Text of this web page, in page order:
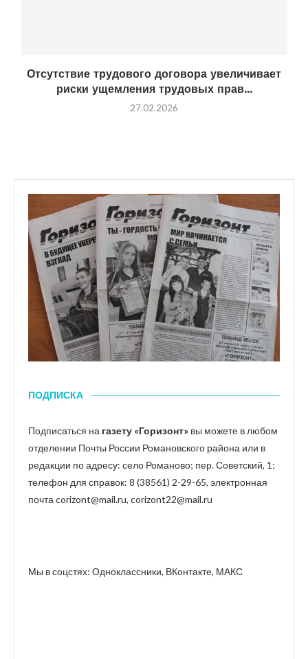
Отсутствие трудового договора увеличивает
риски ущемления трудовых прав...
27.02.2026
ПОДПИСКА
Подписаться на газету «Горизонт» вы можете в любом
отделении Почты России Романовского района или в
редакции по адресу: село Романово; пер. Советский, 1;
телефон для справок: 8 (38561) 2-29-65, электронная
почта corizont@mail.ru, corizont22@mail.ru
Мы в соцстях: Одноклассники, ВКонтакте, МАКС